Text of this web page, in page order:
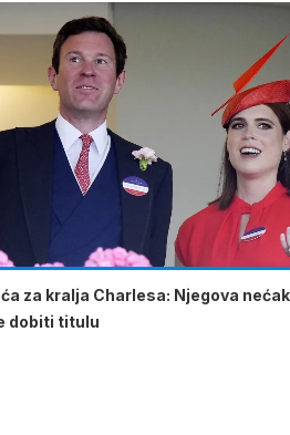
za kralja Charlesa: Njegova
dobiti titulu